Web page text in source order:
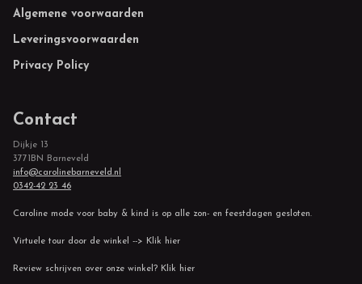
Footer
Algemene voorwaarden
Leveringsvoorwaarden
Privacy Policy
Contact
Dijkje 13
3771BN Barneveld
info@carolinebarneveld.nl
0342-42 23 46
Caroline mode voor baby & kind is op alle zon- en feestdagen gesloten.
Virtuele tour door de winkel --> Klik hier
Review schrijven over onze winkel? Klik hier